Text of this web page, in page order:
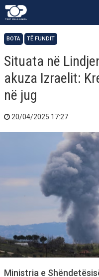
BOTA TË FUNDIT
Situata në
akuza Izraelit:
në jug
20/04/2025 17:27
Ministria e